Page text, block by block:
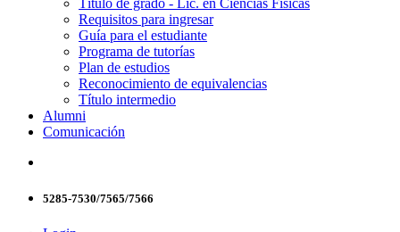
Requisitos para ingresar
Guía para el estudiante
Programa de tutorías
Plan de estudios
Reconocimiento de equivalencias
Título intermedio
Alumni
Comunicación
5285-7530/7565/7566